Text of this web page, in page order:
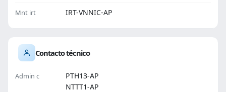
Mnt irt IRT-VNNIC-AP
Contacto técnico
Admin c
PTH13-AP
NTTT1-AP